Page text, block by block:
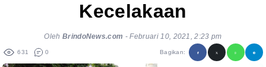
Kecelakaan
Oleh BrindoNews.com -Februari 10, 2021, 2:23 pm
631 0 Bagikan: